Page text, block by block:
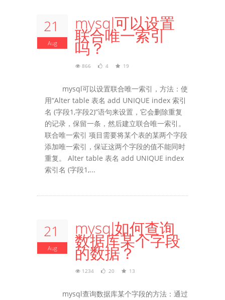
21
Aug
mysql可以设置
联合唯一索引
吗？
866 4 19
mysql可以设置联合唯一索引，方法：使
用“Alter table 表名 add UNIQUE index 索引
名 (字段1,字段2)”语句来设置，它会删除重复
的记录，保留一条，然后建立联合唯一索引。
联合唯一索引 项目需要将某个表的某两个字段
添加唯一索引，保证这两个字段的值不能同时
重复。 Alter table 表名 add UNIQUE index
索引名 (字段1,...
21
Aug
mysql如何查询
数据库某个字段
的数据？
1234 20 13
mysql查询数据库某个字段的方法：通过